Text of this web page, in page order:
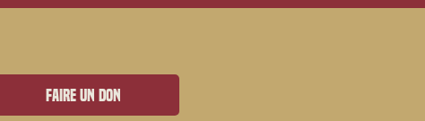
Faire un don